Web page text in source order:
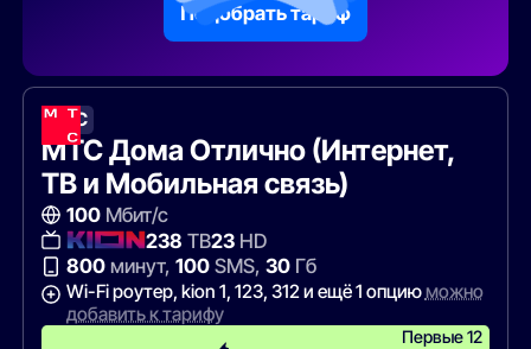
Подобрать тариф
МТС
МТС Дома Отлично (Интернет,
ТВ и Мобильная связь)
100Мбит/с
238 ТВ23HD
800минут, 100SMS, 30Гб
Wi-Fi роутер, kion 1, 123, 312 и ещё 1 опциюможно
добавить к тарифу
Первые 12